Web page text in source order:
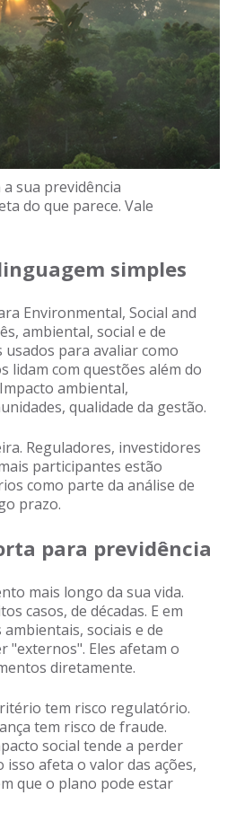
sua previdência
do que parece. Vale
simples
Environmental, Social and
ambiental, social e de
para avaliar como
lidam com questões além do
ambiental,
qualidade da gestão.
Reguladores, investidores
participantes estão
como parte da análise de
prazo.
para previdência
mais longo da sua vida.
casos, de décadas. E em
sociais e de
"externos". Eles afetam o
diretamente.
tem risco regulatório.
tem risco de fraude.
social tende a perder
afeta o valor das ações,
que o plano pode estar